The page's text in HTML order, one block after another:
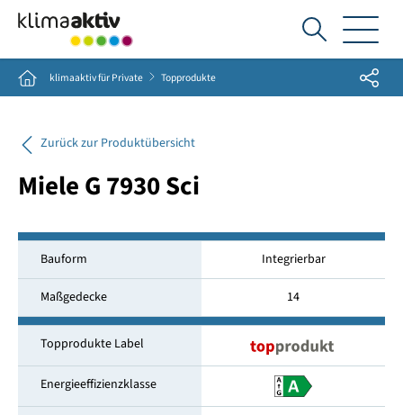
Ich
suche...
Home klimaaktiv für Private Topprodukte Share
Zurück zur Produktübersicht
Miele G 7930 Sci
Bauform Integrierbar
Maßgedecke 14
Topprodukte Label
Energieeffizienzklasse